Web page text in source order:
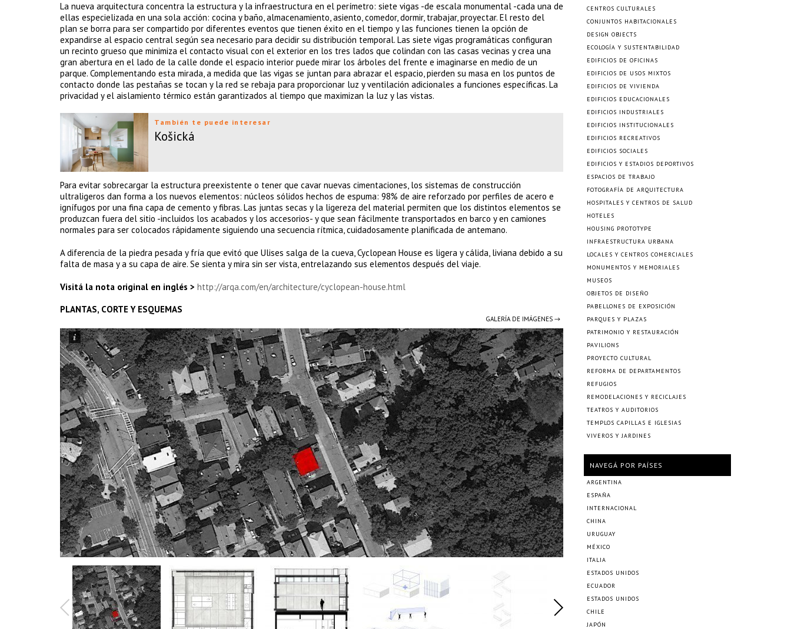
La nueva arquitectura concentra la estructura y la infraestructura en el perímetro: siete vigas -de escala monumental -cada una de
ellas especielizada en una sola acción: cocina y baño, almacenamiento, asiento, comedor, dormir, trabajar, proyectar. El resto del
plan se borra para ser compartido por diferentes eventos que tienen éxito en el tiempo y las funciones tienen la opción de
expandirse al espacio central según sea necesario para decidir su distribución temporal. Las siete vigas programáticas configuran
un recinto grueso que minimiza el contacto visual con el exterior en los tres lados que colindan con las casas vecinas y crea una
gran abertura en el lado de la calle donde el espacio interior puede mirar los árboles del frente e imaginarse en medio de un
parque. Complementando esta mirada, a medida que las vigas se juntan para abrazar el espacio, pierden su masa en los puntos de
contacto donde las pestañas se tocan y la red se rebaja para proporcionar luz y ventilación adicionales a funciones específicas. La
privacidad y el aislamiento térmico están garantizados al tiempo que maximizan la luz y las vistas.
También te puede interesar
Košická
Para evitar sobrecargar la estructura preexistente o tener que cavar nuevas cimentaciones, los sistemas de construcción
ultraligeros dan forma a los nuevos elementos: núcleos sólidos hechos de espuma: 98% de aire reforzado por perfiles de acero e
ignífugos por una fina capa de cemento y fibras. Las juntas secas y la ligereza del material permiten que los distintos elementos se
produzcan fuera del sitio -incluidos los acabados y los accesorios- y que sean fácilmente transportados en barco y en camiones
normales para ser colocados rápidamente siguiendo una secuencia rítmica, cuidadosamente planificada de antemano.
A diferencia de la piedra pesada y fría que evitó que Ulises salga de la cueva, Cyclopean House es ligera y cálida, liviana debido a su
falta de masa y a su capa de aire. Se sienta y mira sin ser vista, entrelazando sus elementos después del viaje.
Visitá la nota original en inglés > http://arqa.com/en/architecture/cyclopean-house.html
PLANTAS, CORTE Y ESQUEMAS
GALERÍA DE IMÁGENES →
CENTROS CULTURALES
CONJUNTOS HABITACIONALES
DESIGN OBJECTS
ECOLOGÍA Y SUSTENTABILIDAD
EDIFICIOS DE OFICINAS
EDIFICIOS DE USOS MIXTOS
EDIFICIOS DE VIVIENDA
EDIFICIOS EDUCACIONALES
EDIFICIOS INDUSTRIALES
EDIFICIOS INSTITUCIONALES
EDIFICIOS RECREATIVOS
EDIFICIOS SOCIALES
EDIFICIOS Y ESTADIOS DEPORTIVOS
ESPACIOS DE TRABAJO
FOTOGRAFÍA DE ARQUITECTURA
HOSPITALES Y CENTROS DE SALUD
HOTELES
HOUSING PROTOTYPE
INFRAESTRUCTURA URBANA
LOCALES Y CENTROS COMERCIALES
MONUMENTOS Y MEMORIALES
MUSEOS
OBJETOS DE DISEÑO
PABELLONES DE EXPOSICIÓN
PARQUES Y PLAZAS
PATRIMONIO Y RESTAURACIÓN
PAVILIONS
PROYECTO CULTURAL
REFORMA DE DEPARTAMENTOS
REFUGIOS
REMODELACIONES Y RECICLAJES
TEATROS Y AUDITORIOS
TEMPLOS CAPILLAS E IGLESIAS
VIVEROS Y JARDINES
NAVEGÁ POR PAÍSES
ARGENTINA
ESPAÑA
INTERNACIONAL
CHINA
URUGUAY
MÉXICO
ITALIA
ESTADOS UNIDOS
ECUADOR
ESTADOS UNIDOS
CHILE
JAPÓN